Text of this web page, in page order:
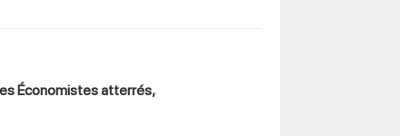
Économistes atterrés,